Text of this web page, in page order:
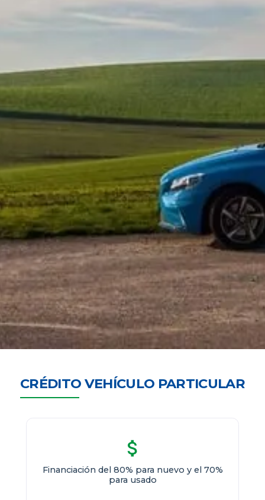
CRÉDITO VEHÍCULO PARTICULAR
Financiación del 80% para nuevo y el 70%
para usado